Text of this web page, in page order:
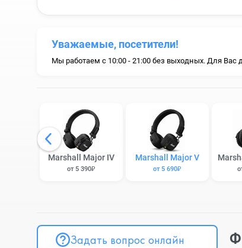
Уважаемые, посетители!
Мы работаем с 10:00 - 21:00 без выходных. Для Вас
Marshall Major IV
от 5 390₽
Marshall Major V
от 5 690₽
Задать вопрос онлайн